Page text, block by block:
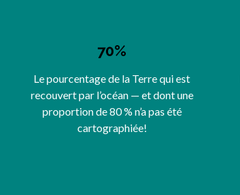
70%
Le pourcentage de la Terre qui est
recouvert par l’océan — et dont une
proportion de 80 % n’a pas été
cartographiée!